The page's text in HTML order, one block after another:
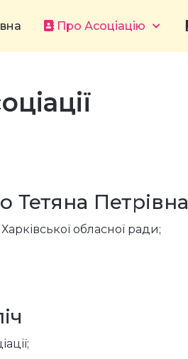
Про Асоціацію
Тетяна Петрівна
обласної ради;